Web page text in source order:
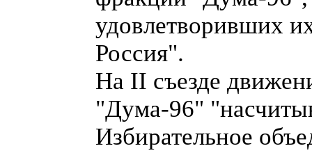
удовлетворивших
Россия".
На II съезде
"Дума-96"
Избирательное